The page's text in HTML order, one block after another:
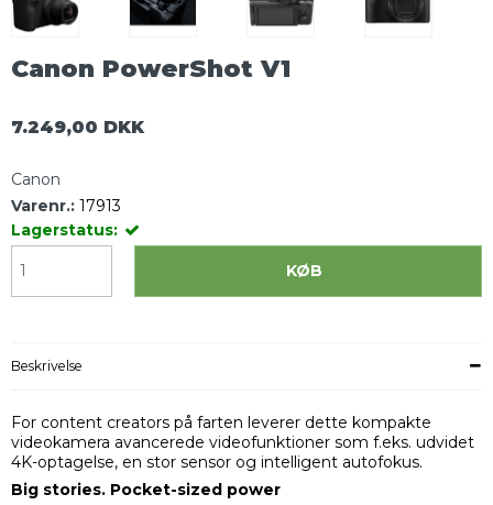
Canon PowerShot V1
7.249,00 DKK
Canon
Varenr.: 17913
Lagerstatus:
KØB
Beskrivelse
For content creators på farten leverer dette kompakte
videokamera avancerede videofunktioner som f.eks. udvidet
4K-optagelse, en stor sensor og intelligent autofokus.
Big stories. Pocket-sized power